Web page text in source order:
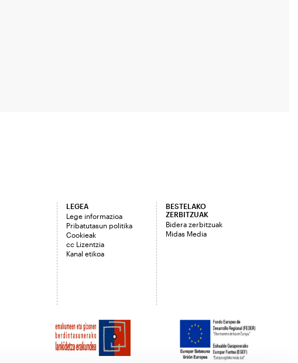
LEGEA
Lege informazioa
Pribatutasun politika
Cookieak
cc Lizentzia
Kanal etikoa
BESTELAKO
ZERBITZUAK
Bidera zerbitzuak
Midas Media